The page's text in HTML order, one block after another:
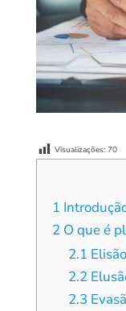
Visualizações: 70
1
2 O que é
2.1
2.2
2.3